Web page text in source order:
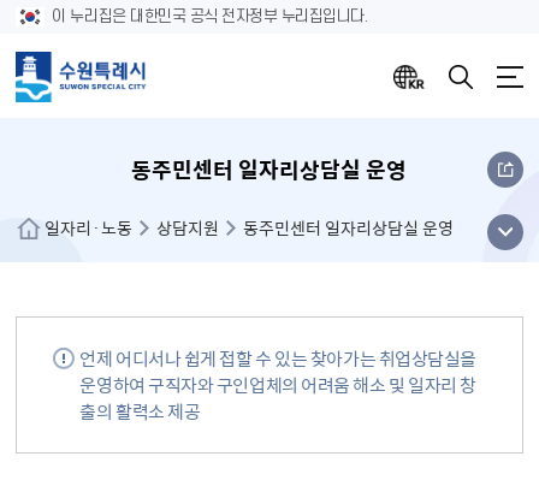
이 누리집은 대한민국 공식 전자정부 누리집입니다.
동주민센터 일자리상담실 운영
일자리·노동 상담지원 동주민센터 일자리상담실 운영
메뉴
열기
언제 어디서나 쉽게 접할 수 있는 찾아가는 취업상담실을
운영하여 구직자와 구인업체의 어려움 해소 및 일자리 창
출의 활력소 제공